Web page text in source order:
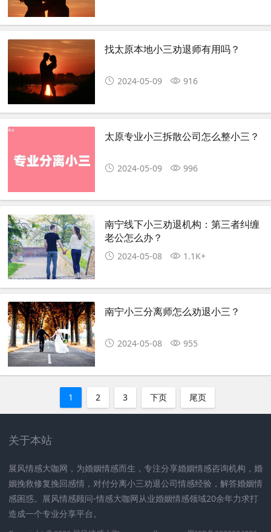
找太原本地小三劝退师有用吗？
2024-05-09 916
太原专业小三拆散公司怎么整小三？
2024-05-09 996
南宁线下小三劝退机构：第三者纠缠
老公怎么办？
2024-05-08 1.1K+
南宁小三分离师怎么劝退小三？
2024-05-08 955
1 2 3 下页 尾页
关于本站
展风情感大咖网，为婚姻情感而生，专注分享婚姻情感咨询机构，婚
姻挽救修复挽回感情，对付分离小三劝退公司情感经验，解答婚姻情
感困惑。展风情感顾问-情感大咖网从业婚姻情感领域20余年力求打
造成一个专业分享平台。